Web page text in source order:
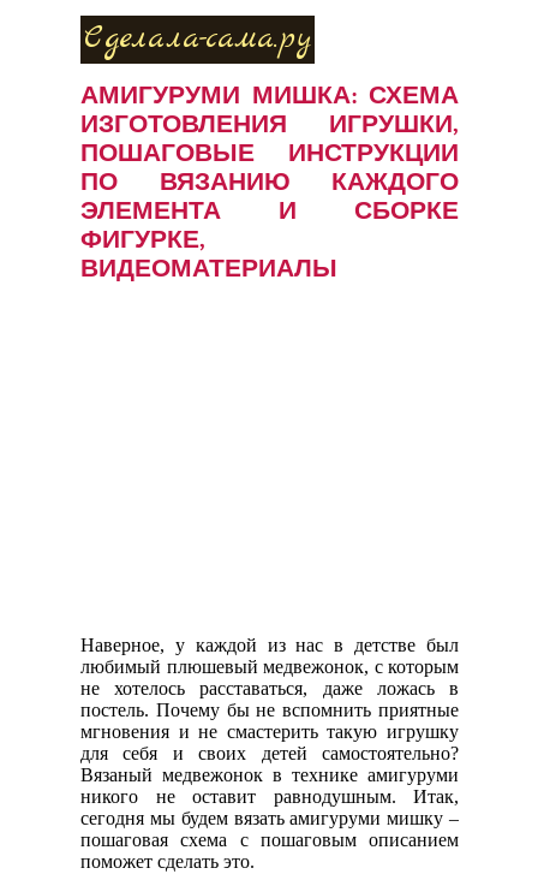
Сделала-сама.ру
АМИГУРУМИ МИШКА: СХЕМА
ИЗГОТОВЛЕНИЯ ИГРУШКИ,
ПОШАГОВЫЕ ИНСТРУКЦИИ
ПО ВЯЗАНИЮ КАЖДОГО
ЭЛЕМЕНТА И СБОРКЕ
ФИГУРКЕ,
ВИДЕОМАТЕРИАЛЫ
Наверное, у каждой из нас в детстве был
любимый плюшевый медвежонок, с которым
не хотелось расставаться, даже ложась в
постель. Почему бы не вспомнить приятные
мгновения и не смастерить такую игрушку
для себя и своих детей самостоятельно?
Вязаный медвежонок в технике амигуруми
никого не оставит равнодушным. Итак,
сегодня мы будем вязать амигуруми мишку –
пошаговая схема с пошаговым описанием
поможет сделать это.